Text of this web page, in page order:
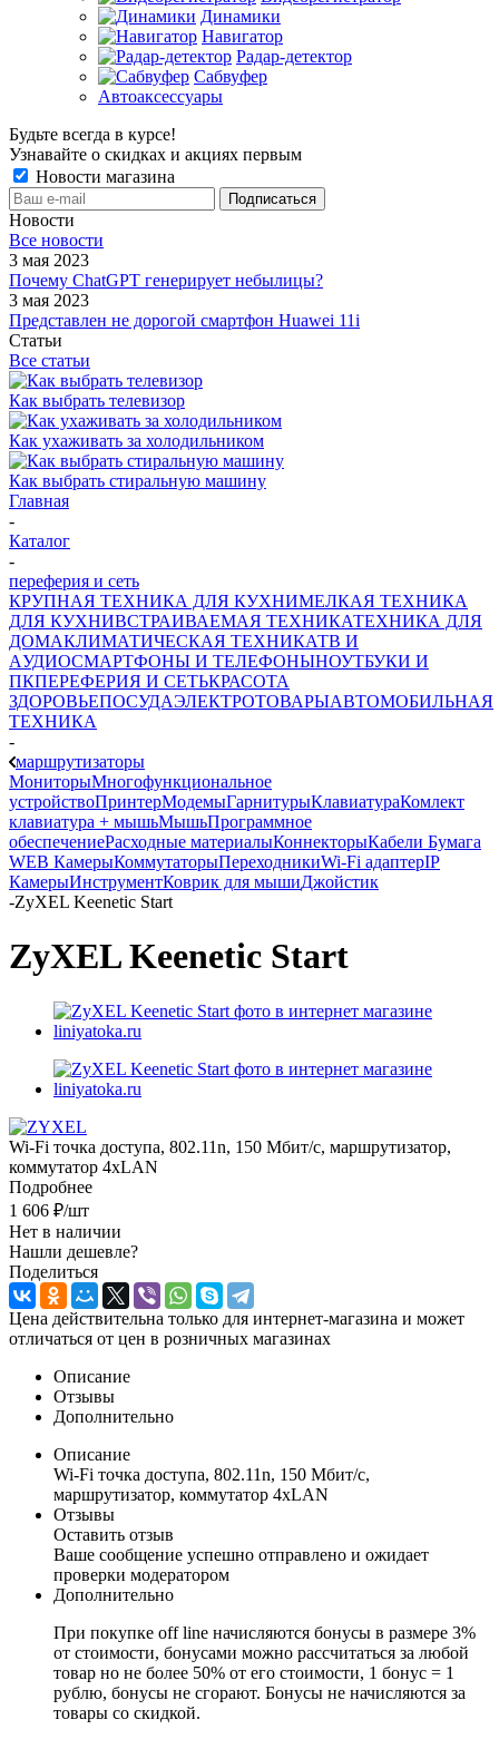
Динамики
Навигатор
Радар-детектор
Сабвуфер
Автоаксессуары
Будьте всегда в курсе!
Узнавайте о скидках и акциях первым
Новости магазина
Новости
Все новости
3 мая 2023
Почему ChatGPT генерирует небылицы?
3 мая 2023
Представлен не дорогой смартфон Huawei 11i
Статьи
Все статьи
Как выбрать телевизор
Как ухаживать за холодильником
Как выбрать стиральную машину
Главная
-
Каталог
-
переферия и сеть
КРУПНАЯ ТЕХНИКА ДЛЯ КУХНИМЕЛКАЯ ТЕХНИКА
ДЛЯ КУХНИВСТРАИВАЕМАЯ ТЕХНИКАТЕХНИКА ДЛЯ
ДОМАКЛИМАТИЧЕСКАЯ ТЕХНИКАТВ И
AУДИОСМАРТФОНЫ И ТЕЛЕФОНЫНОУТБУКИ И
ПКПЕРЕФЕРИЯ И СЕТЬКРАСОТА
ЗДОРОВЬЕПОСУДАЭЛЕКТРОТОВАРЫАВТОМОБИЛЬНАЯ
ТЕХНИКА
-
маршрутизаторы
МониторыМногофункциональное
устройствоПринтерМодемыГарнитурыКлавиатураКомлект
клавиатура + мышьМышьПрограммное
обеспечениеРасходные материалыКоннекторыКабели Бумага
WEB КамерыКоммутаторыПереходникиWi-Fi адаптерIP
КамерыИнструментКоврик для мышиДжойстик
-ZyXEL Keenetic Start
ZyXEL Keenetic Start
Wi-Fi точка доступа, 802.11n, 150 Мбит/с, маршрутизатор,
коммутатор 4xLAN
Подробнее
1 606 ₽/шт
Нет в наличии
Нашли дешевле?
Поделиться
Цена действительна только для интернет-магазина и может
отличаться от цен в розничных магазинах
Описание
Отзывы
Дополнительно
Описание
Wi-Fi точка доступа, 802.11n, 150 Мбит/с,
маршрутизатор, коммутатор 4xLAN
Отзывы
Оставить отзыв
Ваше сообщение успешно отправлено и ожидает
проверки модератором
Дополнительно
При покупке off line начисляются бонусы в размере 3%
от стоимости, бонусами можно рассчитаться за любой
товар но не более 50% от его стоимости, 1 бонус = 1
рублю, бонусы не сгорают. Бонусы не начисляются за
товары со скидкой.